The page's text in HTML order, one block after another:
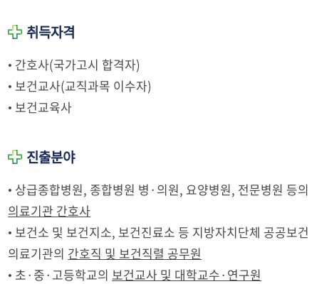
취득자격
• 간호사(국가고시 합격자)
• 보건교사(교직과목 이수자)
• 보건교육사
진출분야
• 상급종합병원, 종합병원 병·의원, 요양병원, 전문병원 등의
의료기관 간호사
• 보건소 및 보건지소, 보건진료소 등 지방자치단체 공공보건
의료기관의 간호직 및 보건직렬 공무원
• 초·중·고등학교의 보건교사 및 대학교수·연구원